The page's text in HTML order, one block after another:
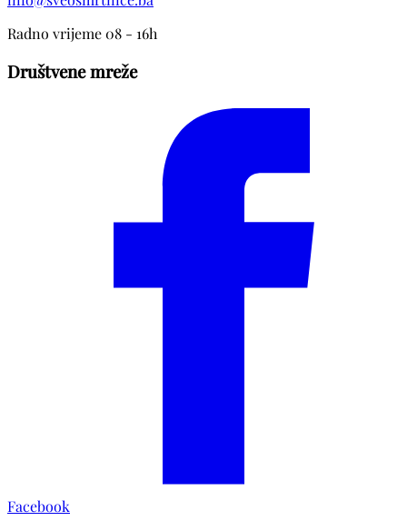
Radno vrijeme 08 - 16h
Društvene mreže
Facebook